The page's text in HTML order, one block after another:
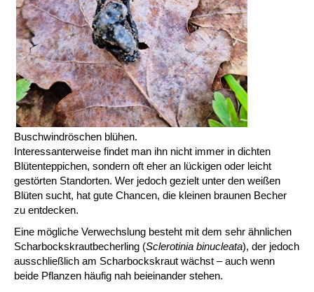
Buschwindröschen blühen.
Interessanterweise findet man ihn nicht immer in dichten
Blütenteppichen, sondern oft eher an lückigen oder leicht
gestörten Standorten. Wer jedoch gezielt unter den weißen
Blüten sucht, hat gute Chancen, die kleinen braunen Becher
zu entdecken.
Eine mögliche Verwechslung besteht mit dem sehr ähnlichen
Scharbockskrautbecherling (Sclerotinia binucleata), der jedoch
ausschließlich am Scharbockskraut wächst – auch wenn
beide Pflanzen häufig nah beieinander stehen.